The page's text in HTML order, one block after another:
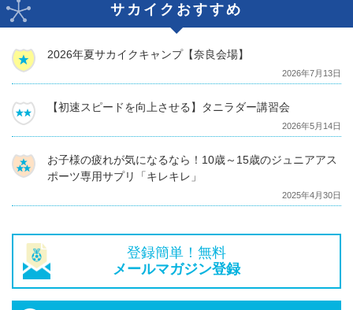
サカイクおすすめ
2026年夏サカイクキャンプ【奈良会場】
2026年7月13日
【初速スピードを向上させる】タニラダー講習会
2026年5月14日
お子様の疲れが気になるなら！10歳～15歳のジュニアアス
ポーツ専用サプリ「キレキレ」
2025年4月30日
登録簡単！無料
メールマガジン登録